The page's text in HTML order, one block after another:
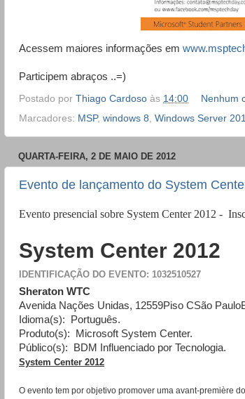
Acessem maiores informações em
Participem abraços ..=)
Postado por Thiago Cardoso às 14:00
Nenhum
Marcadores: MSP, windows 8, Windows Server
QUARTA-FEIRA, 2 DE MAIO DE 2012
Evento de lançamento do System
Evento presencial sobre System Center 2012 -
System Center 2012
IDENTIFICAÇÃO DO EVENTO: 1032510527
Sheraton WTC
Avenida Nações Unidas, 12559Piso CSão Paulo
Idioma(s):
Português.
Produto(s):
Microsoft System Center.
Público(s):
BDM Influenciado por Tecnologia.
System Center 2012
O evento tem por objetivo promover uma avant-première